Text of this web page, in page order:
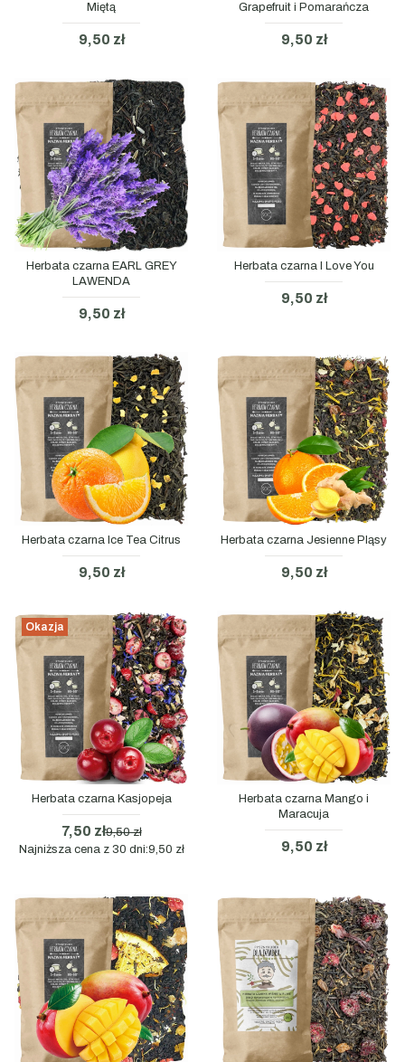
Miętą
9,50 zł
Grapefruit i Pomarańcza
9,50 zł
Herbata czarna EARL GREY
LAWENDA
9,50 zł
Herbata czarna I Love You
9,50 zł
Herbata czarna Ice Tea Citrus
9,50 zł
Herbata czarna Jesienne Pląsy
9,50 zł
Okazja
Herbata czarna Kasjopeja
7,50 zł9,50 zł
Najniższa cena z 30 dni:9,50 zł
Herbata czarna Mango i
Maracuja
9,50 zł